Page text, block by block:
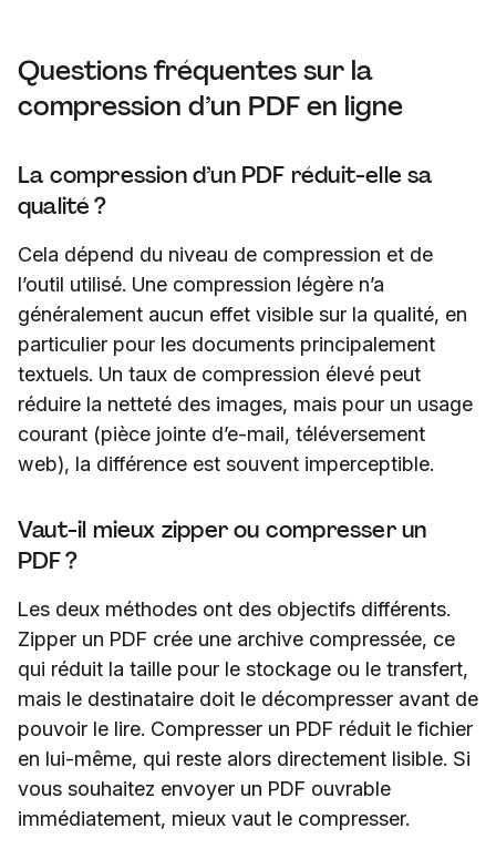
Questions fréquentes sur la
compression d’un PDF en ligne
La compression d’un PDF réduit-elle sa
qualité ?
Cela dépend du niveau de compression et de
l’outil utilisé. Une compression légère n’a
généralement aucun effet visible sur la qualité, en
particulier pour les documents principalement
textuels. Un taux de compression élevé peut
réduire la netteté des images, mais pour un usage
courant (pièce jointe d’e-mail, téléversement
web), la différence est souvent imperceptible.
Vaut-il mieux zipper ou compresser un
PDF ?
Les deux méthodes ont des objectifs différents.
Zipper un PDF crée une archive compressée, ce
qui réduit la taille pour le stockage ou le transfert,
mais le destinataire doit le décompresser avant de
pouvoir le lire. Compresser un PDF réduit le fichier
en lui-même, qui reste alors directement lisible. Si
vous souhaitez envoyer un PDF ouvrable
immédiatement, mieux vaut le compresser.